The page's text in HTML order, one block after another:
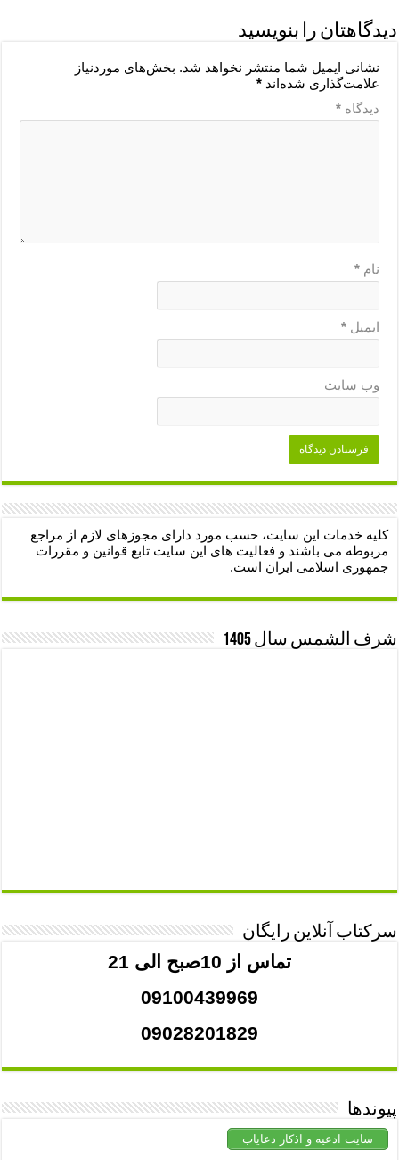
دیدگاهتان را بنویسید
نشانی ایمیل شما منتشر نخواهد شد. بخش‌های موردنیاز
علامت‌گذاری شده‌اند*
دیدگاه*
نام*
ایمیل*
وب‌ سایت
کلیه خدمات این سایت، حسب مورد دارای مجوزهای لازم از مراجع
مربوطه می باشند و فعالیت های این سایت تابع قوانین و مقررات
جمهوری اسلامی ایران است.
شرف الشمس سال 1405
سرکتاب آنلاین رایگان
تماس از 10صبح الی 21
09100439969
09028201829
پیوندها
سایت ادعیه و اذکار دعایاب